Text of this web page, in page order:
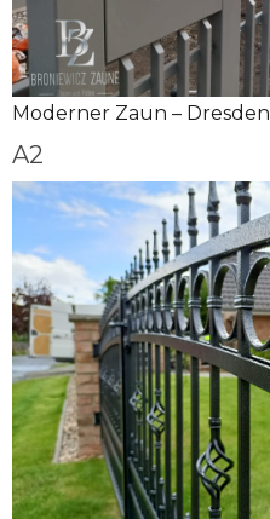
Moderner Zaun – Dresden
A2